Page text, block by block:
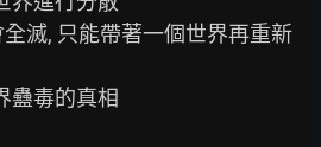
滅, 只能帶著一個世界再重新
蠱毒的真相